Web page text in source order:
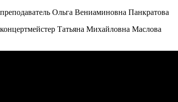
преподаватель Ольга Вениаминовна Панкратова
концертмейстер Татьяна Михайловна Маслова